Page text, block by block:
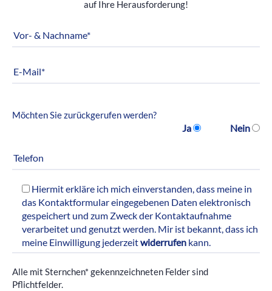
auf Ihre Herausforderung!
Möchten Sie zurückgerufen werden?
Ja Nein
Hiermit erkläre ich mich einverstanden, dass meine in
das Kontaktformular eingegebenen Daten elektronisch
gespeichert und zum Zweck der Kontaktaufnahme
verarbeitet und genutzt werden. Mir ist bekannt, dass ich
meine Einwilligung jederzeitwiderrufen kann.
Alle mit Sternchen* gekennzeichneten Felder sind
Pflichtfelder.